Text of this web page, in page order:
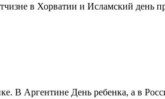
в Хорватии и Исламский
В Аргентине День ребенка, а в